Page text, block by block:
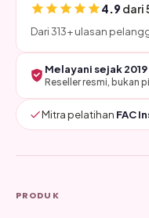
4.9dari
Dari 313+ ulasan
Melayani sejak 2019
Reseller resmi, bukan
Mitra pelatihan FAC
PRODUK